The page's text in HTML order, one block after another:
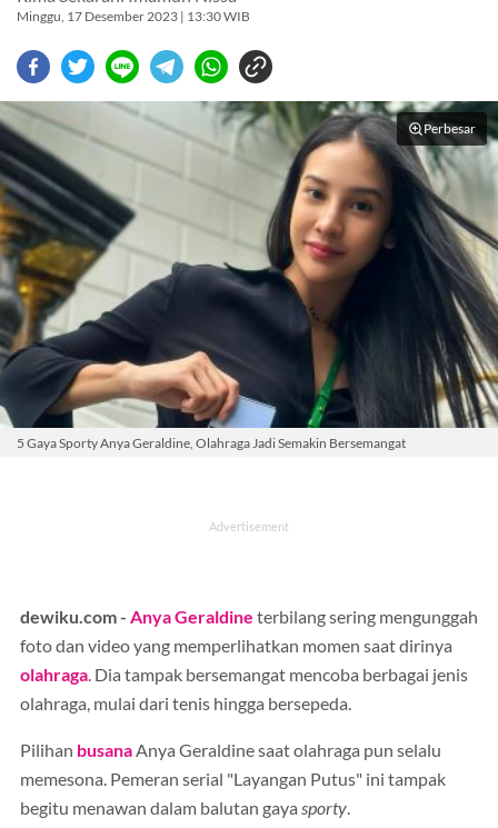
Minggu, 17 Desember 2023 | 13:30 WIB
Perbesar
5 Gaya Sporty Anya Geraldine, Olahraga Jadi Semakin Bersemangat
dewiku.com - Anya Geraldine terbilang sering mengunggah
foto dan video yang memperlihatkan momen saat dirinya
olahraga. Dia tampak bersemangat mencoba berbagai jenis
olahraga, mulai dari tenis hingga bersepeda.
Pilihan busana Anya Geraldine saat olahraga pun selalu
memesona. Pemeran serial "Layangan Putus" ini tampak
begitu menawan dalam balutan gaya sporty